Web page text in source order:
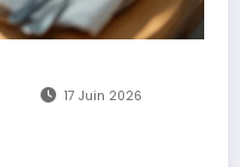
17 Juin 2026